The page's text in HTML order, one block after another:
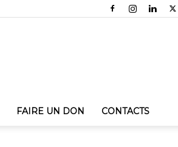
FAIRE UN DON CONTACTS